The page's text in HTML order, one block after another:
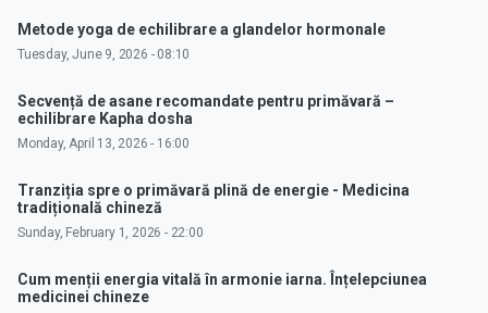
Metode yoga de echilibrare a glandelor hormonale
Tuesday, June 9, 2026 - 08:10
Secvență de asane recomandate pentru primăvară –
echilibrare Kapha dosha
Monday, April 13, 2026 - 16:00
Tranziția spre o primăvară plină de energie - Medicina
tradițională chineză
Sunday, February 1, 2026 - 22:00
Cum menții energia vitală în armonie iarna. Înțelepciunea
medicinei chineze